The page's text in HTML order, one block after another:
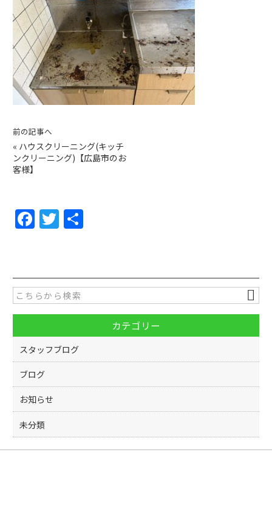
前の記事へ
« ハウスクリーニング(キッチ
ンクリーニング)【広島市のお
客様】
F
e
b
o
o
k
T
er
カテゴリー
スタッフブログ
ブログ
お知らせ
未分類